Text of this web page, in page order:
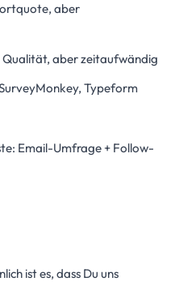
aber
Qualität, aber zeitaufwändig
Typeform
Email-Umfrage + Follow-
ist es, dass Du uns